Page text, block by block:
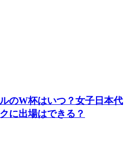
のW杯はいつ？女子日本代
に出場はできる？